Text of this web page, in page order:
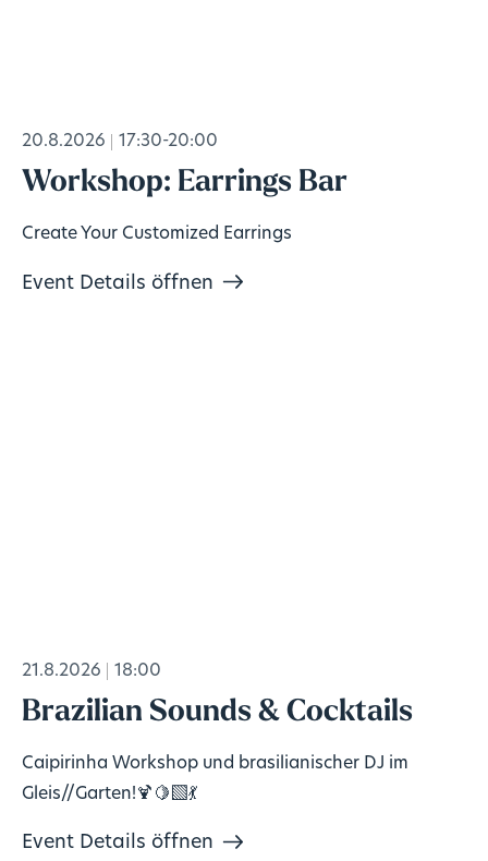
20.8.2026 17:30-20:00
Workshop: Earrings Bar
Create Your Customized Earrings
Event Details öffnen
21.8.2026 18:00
Brazilian Sounds & Cocktails
Caipirinha Workshop und brasilianischer DJ im
Gleis//Garten!🍹🍋‍🟩💃
Event Details öffnen